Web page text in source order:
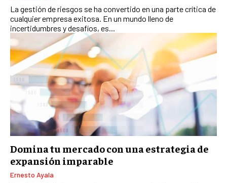
La gestión de riesgos se ha convertido en una parte crítica de
cualquier empresa exitosa. En un mundo lleno de
incertidumbres y desafíos, es...
Domina tu mercado con una estrategia de
expansión imparable
Ernesto Ayala